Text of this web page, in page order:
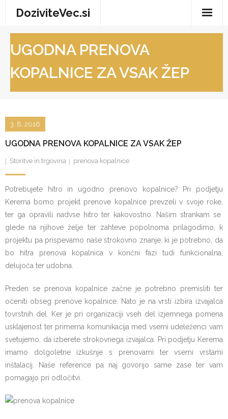
DoziviteVec.si
Zdravje in dobro počutje
UGODNA PRENOVA
KOPALNICE ZA VSAK ŽEP
UGODNA PRENOVA KOPALNICE ZA VSAK ŽEP
3. 8. 2016
Storitve in trgovina prenova kopalnice
Potrebujete hitro in ugodno prenovo kopalnice? Pri podjetju
Kerema bomo projekt prenove kopalnice prevzeli v svoje roke,
ter ga opravili nadvse hitro ter kakovostno. Našim strankam se
glede na njihove želje ter zahteve popolnoma prilagodimo, k
projektu pa prispevamo naše strokovno znanje, ki je potrebno, da
bo hitra prenova kopalnica v končni fazi tudi funkcionalna,
delujoča ter udobna.
Preden se prenova kopalnice začne je potrebno premisliti ter
oceniti obseg prenove kopalnice. Nato je na vrsti izbira izvajalca
tovrstnih del. Ker je pri organizaciji vseh del izjemnega pomena
usklajenost ter primerna komunikacija med vsemi udeleženci vam
svetujemo, da izberete strokovnega izvajalca. Pri podjetju Kerema
imamo dolgoletne izkušnje s prenovami ter vsemi vrstami
inštalacij. Naše reference pa naj govorijo same zase ter vam
pomagajo pri odločitvi.